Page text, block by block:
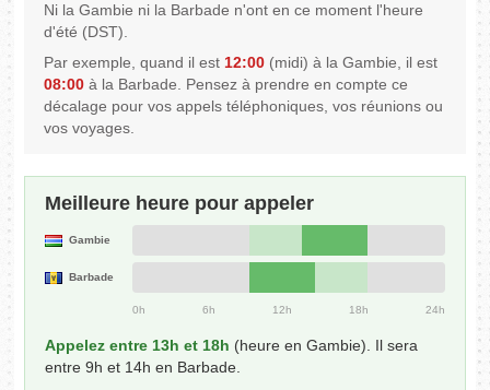
Ni la Gambie ni la Barbade n'ont en ce moment l'heure
d'été (DST).
Par exemple, quand il est12:00 (midi) à la Gambie, il est
08:00 à la Barbade. Pensez à prendre en compte ce
décalage pour vos appels téléphoniques, vos réunions ou
vos voyages.
Meilleure heure pour appeler
Gambie
Barbade
0h 6h 12h 18h 24h
Appelez entre 13h et 18h (heure en Gambie). Il sera
entre 9h et 14h en Barbade.